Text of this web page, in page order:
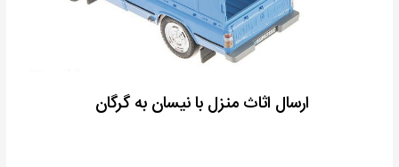
ارسال اثاث منزل با نیسان به گرگان